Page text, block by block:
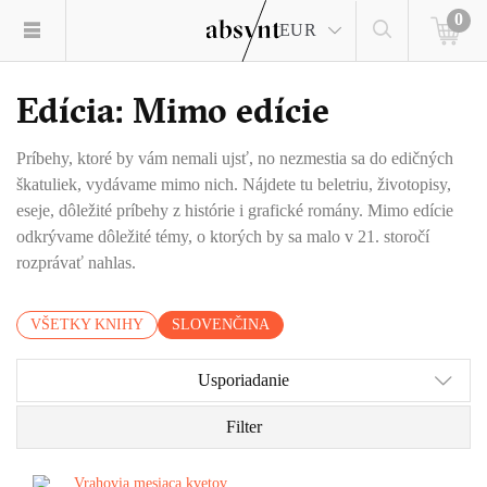
EUR
0
Edícia: Mimo edície
Príbehy, ktoré by vám nemali ujsť, no nezmestia sa do edičných
škatuliek, vydávame mimo nich. Nájdete tu beletriu, životopisy,
eseje, dôležité príbehy z histórie i grafické romány. Mimo edície
odkrývame dôležité témy, o ktorých by sa malo v 21. storočí
rozprávať nahlas.
VŠETKY KNIHY SLOVENČINA
Usporiadanie
Filter